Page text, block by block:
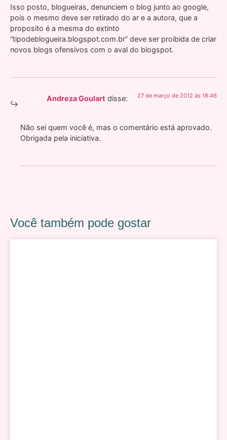
Isso posto, blogueiras, denunciem o blog junto ao google,
pois o mesmo deve ser retirado do ar e a autora, que a
proposito é a mesma do extinto
“tipodeblogueira.blogspot.com.br” deve ser proibida de criar
novos blogs ofensivos com o aval do blogspot.
Andreza Goulart disse: 27 de março de 2012 às 18:46
Não sei quem você é, mas o comentário está aprovado.
Obrigada pela iniciativa.
Você também pode gostar